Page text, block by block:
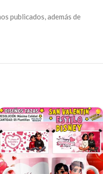
publicados, además de